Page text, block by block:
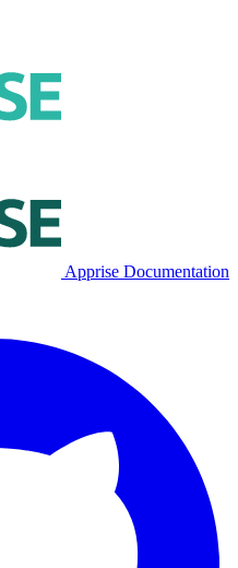
Apprise Documentation